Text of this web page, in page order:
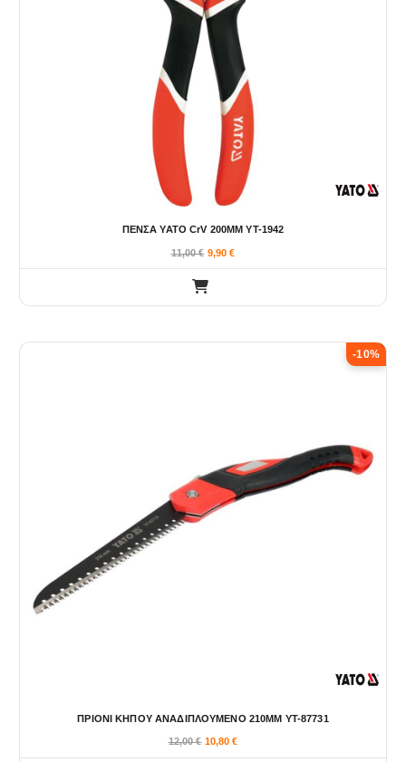
ΠΕΝΣΑ YATO CrV 200MM YT-1942
11,00€ 9,90€
-10%
ΠΡΙΟΝΙ ΚΗΠΟΥ ΑΝΑΔΙΠΛΟΥΜΕΝΟ 210MM YT-87731
12,00€ 10,80€